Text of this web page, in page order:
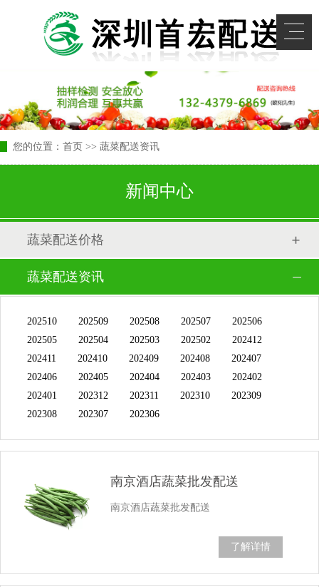
您的位置： 首页 >> 蔬菜配送资讯
新闻中心
蔬菜配送价格
蔬菜配送资讯
202510 202509 202508 202507
202506
202505
202504 202503 202502
202412
202411
202410 202409 202408
202407
202406
202405 202404 202403
202402
202401
202312 202311 202310
202309
202308
202307 202306
南京酒店蔬菜批发配送
南京酒店蔬菜批发配送
了解详情